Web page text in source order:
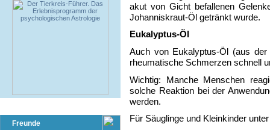
akut von Gicht befallenen
Johanniskraut-Öl getränkt wurde.
Eukalyptus-Öl
Auch von Eukalyptus-Öl (aus
rheumatische Schmerzen schnell
Wichtig: Manche Menschen
solche Reaktion bei der
werden.
Für Säuglinge und Kleinkinder
Freunde